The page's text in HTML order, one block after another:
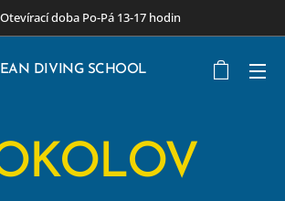
Otevírací doba Po-Pá 13-17 hodin
DIVING SCHOOL